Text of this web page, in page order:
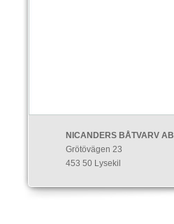
NICANDERS BÅTVARV AB
Grötövägen 23
453 50 Lysekil